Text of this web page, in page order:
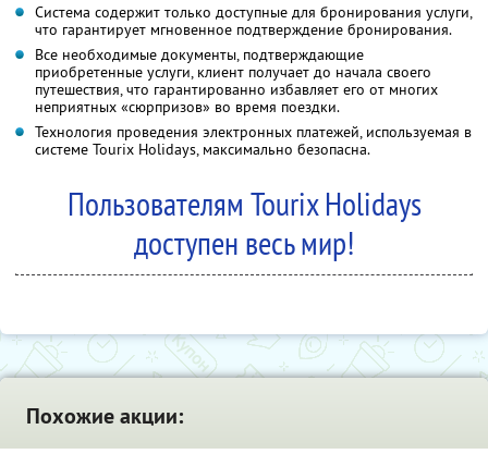
Система содержит только доступные для бронирования услуги,
что гарантирует мгновенное подтверждение бронирования.
Все необходимые документы, подтверждающие
приобретенные услуги, клиент получает до начала своего
путешествия, что гарантированно избавляет его от многих
неприятных «сюрпризов» во время поездки.
Технология проведения электронных платежей, используемая в
системе Tourix Holidays, максимально безопасна.
Пользователям Tourix Holidays
доступен весь мир!
Похожие акции: